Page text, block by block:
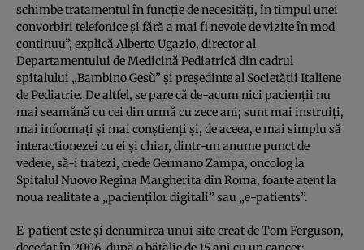
schimbe tratamentul în funcţie de necesităţi, în timpul unei
convorbiri telefonice şi fără a mai fi nevoie de vizite în mod
continuu”, explică Alberto Ugazio, director al
Departamentului de Medicină Pediatrică din cadrul
spitalului „Bambino Gesù” şi preşedinte al Societăţii Italiene
de Pediatrie. De altfel, se pare că de-acum nici pacienţii nu
mai seamănă cu cei din urmă cu zece ani; sunt mai instruiţi,
mai informaţi şi mai conştienţi şi, de aceea, e mai simplu să
interactionezei cu ei şi chiar, dintr-un anume punct de
vedere, să-i tratezi, crede Germano Zampa, oncolog la
Spitalul Nuovo Regina Margherita din Roma, foarte atent la
noua realitate a „pacienţilor digitali” sau „e-patients”.
E-patient este şi denumirea unui site creat de Tom Ferguson,